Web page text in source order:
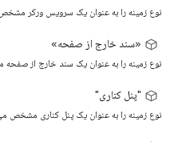
نوع زمینه را به عنوان یک سرویس ورکر
«سند خارج از صفحه»
نوع زمینه را به عنوان یک سند خارج از
"پنل کناری"
نوع زمینه را به عنوان یک پنل کناری مشخص